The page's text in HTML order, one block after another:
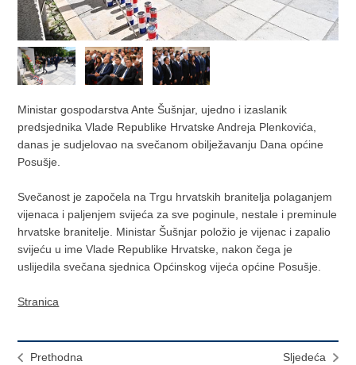
Ministar gospodarstva Ante Šušnjar, ujedno i izaslanik
predsjednika Vlade Republike Hrvatske Andreja Plenkovića,
danas je sudjelovao na svečanom obilježavanju Dana općine
Posušje.
Svečanost je započela na Trgu hrvatskih branitelja polaganjem
vijenaca i paljenjem svijeća za sve poginule, nestale i preminule
hrvatske branitelje. Ministar Šušnjar položio je vijenac i zapalio
svijeću u ime Vlade Republike Hrvatske, nakon čega je
uslijedila svečana sjednica Općinskog vijeća općine Posušje.
Stranica
Prethodna
Sljedeća